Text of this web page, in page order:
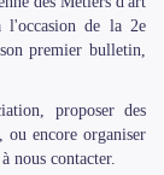
l'occasion de la 2e
premier bulletin,
proposer des
ou encore organiser
nous contacter.